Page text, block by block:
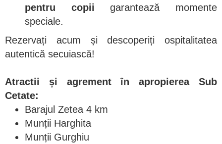
pentru copii garantează momente
speciale.
Rezervați acum și descoperiți ospitalitatea
autentică secuiască!
Atractii și agrement în apropierea Sub
Cetate:
Barajul Zetea 4 km
Munții Harghita
Munții Gurghiu